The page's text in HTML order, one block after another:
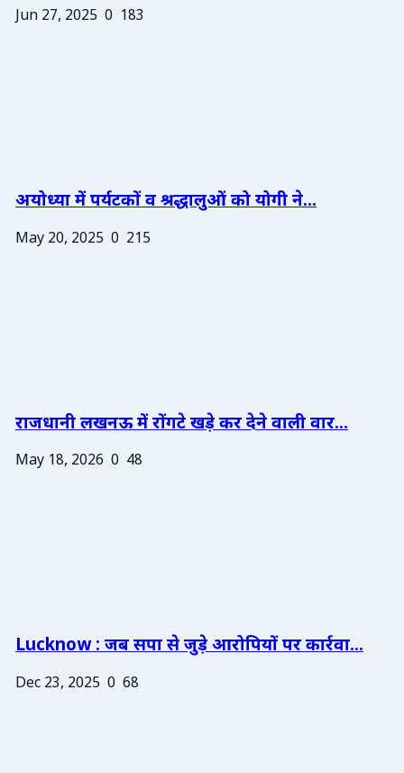
Jun 27, 2025 0 183
अयोध्या में पर्यटकों व श्रद्धालुओं को योगी ने...
May 20, 2025 0 215
राजधानी लखनऊ में रोंगटे खड़े कर देने वाली वार...
May 18, 2026 0 48
Lucknow : जब सपा से जुड़े आरोपियों पर कार्रवा...
Dec 23, 2025 0 68